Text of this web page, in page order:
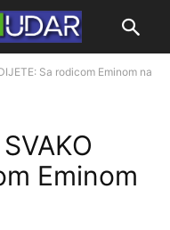
Sa rodicom Eminom na
Eminom